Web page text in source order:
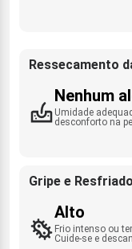
Ressecamento
Nenhum
Umidade
desconforto na
Gripe e Resfriado
Alto
Frio intenso ou
Cuide-se e